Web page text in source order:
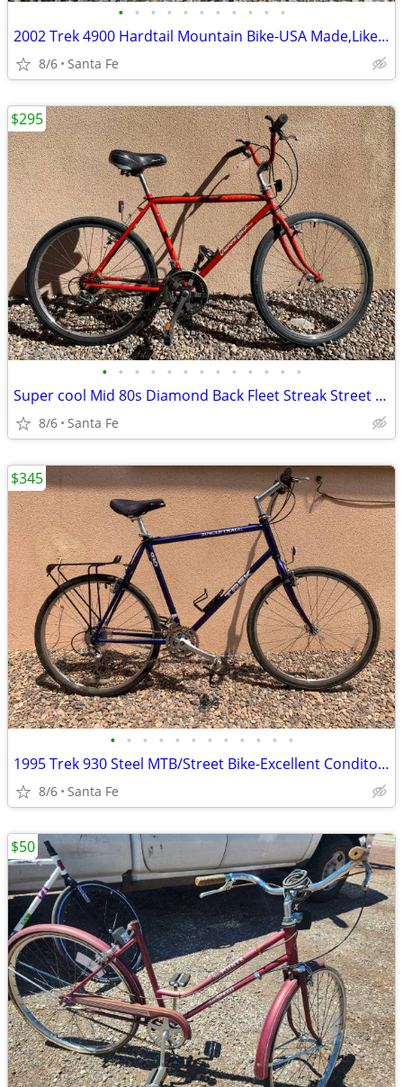
• • • • • • • • • • •
2002 Trek 4900 Hardtail Mountain Bike-USA Made,Like New
8/6 Santa Fe
• • • • • • • • • • • • •
Super cool Mid 80s Diamond Back Fleet Streak Street Bike
8/6 Santa Fe
$295
• • • • • • • • • • • •
1995 Trek 930 Steel MTB/Street Bike-Excellent Conditon, Large Frame
8/6 Santa Fe
$345
$50